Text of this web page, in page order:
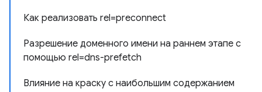
Как реализовать rel=preconnect
Разрешение доменного имени на раннем этапе с
помощью rel=dns-prefetch
Влияние на краску с наибольшим содержанием